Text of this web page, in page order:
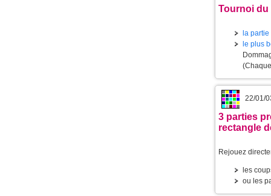
Tournoi du
la partie
le plus
22/01/
3 parties
rectangle
Rejouez
les
ou les